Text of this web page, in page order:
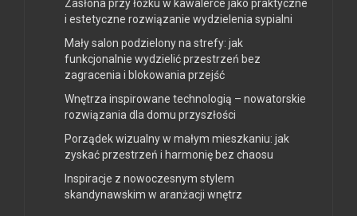
Zasłona przy łóżku w kawalerce jako praktyczne
i estetyczne rozwiązanie wydzielenia sypialni
Mały salon podzielony na strefy: jak
funkcjonalnie wydzielić przestrzeń bez
zagracenia i blokowania przejść
Wnętrza inspirowane technologią – nowatorskie
rozwiązania dla domu przyszłości
Porządek wizualny w małym mieszkaniu: jak
zyskać przestrzeń i harmonię bez chaosu
Inspiracje z nowoczesnym stylem
skandynawskim w aranżacji wnętrz